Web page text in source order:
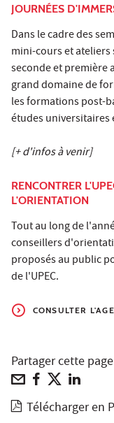
JOURNÉES
Dans le cadre des
mini-cours et ateliers
seconde et première
grand domaine de
les formations post-
études universitaires
[+ d'infos à venir]
RENCONTRER
L'ORIENTATION
Tout au long de
conseillers
proposés au public
de l'UPEC.
CONSULTER
Partager cette page
Télécharger en